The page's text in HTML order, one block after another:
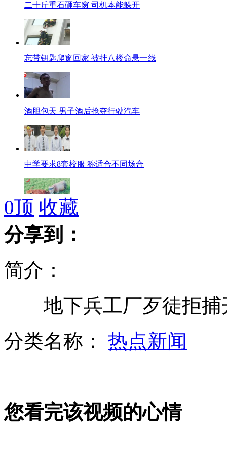
二十斤重石砸车窗 司机本能躲开
忘带钥匙爬窗回家 被挂八楼命悬一线
酒胆包天 男子酒后抢夺行驶汽车
中学要求8套校服 称适合不同场合
发狂公牛遇母牛"美牛计"瞬间温柔
中国军团出征伦敦 8名领军人物值得期待
0顶 收藏
分享到：
简介：
地下兵工厂歹徒拒捕
分类名称： 热点新闻
您看完该视频的心情